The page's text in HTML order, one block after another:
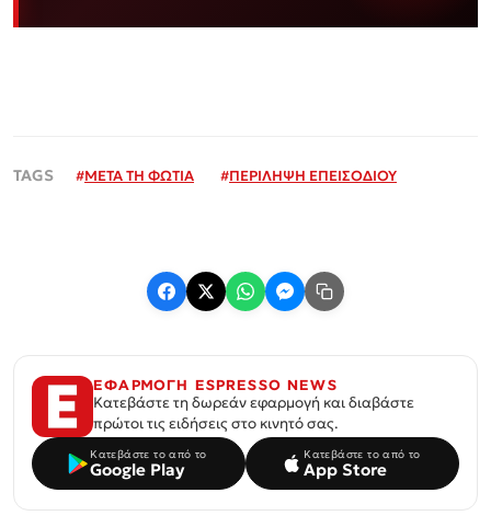
#ΜΕΤΑ ΤΗ ΦΩΤΙΑ #ΠΕΡΙΛΗΨΗ ΕΠΕΙΣΟΔΙΟΥ
ΕΦΑΡΜΟΓΗ ESPRESSO NEWS
Κατεβάστε τη δωρεάν εφαρμογή και διαβάστε
πρώτοι τις ειδήσεις στο κινητό σας.
Κατεβάστε το από το
Google Play
Κατεβάστε το από το
App Store